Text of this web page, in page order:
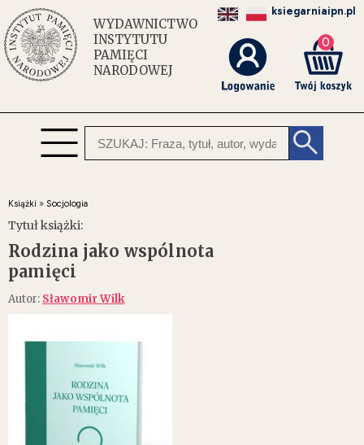
WYDAWNICTWO
INSTYTUTU
PAMIĘCI
NARODOWEJ
ksiegarniaipn.pl
0
Książki » Socjologia
Tytuł książki:
Rodzina jako wspólnota
pamięci
Autor: Sławomir Wilk